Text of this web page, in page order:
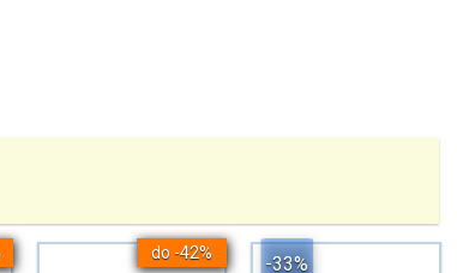
do -42% -33%